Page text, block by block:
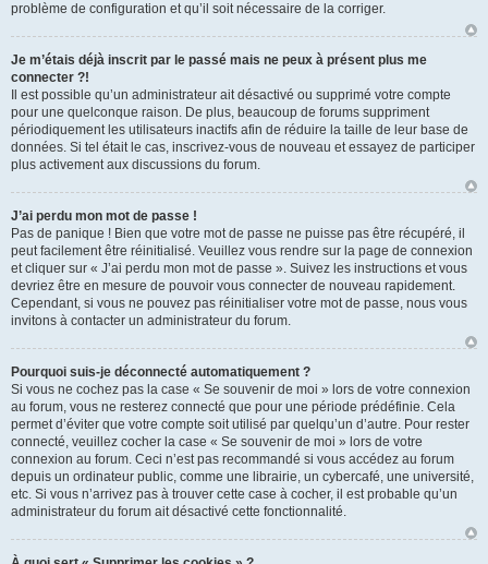
problème de configuration et qu’il soit nécessaire de la corriger.
Je m’étais déjà inscrit par le passé mais ne peux à présent plus me
connecter ?!
Il est possible qu’un administrateur ait désactivé ou supprimé votre compte
pour une quelconque raison. De plus, beaucoup de forums suppriment
périodiquement les utilisateurs inactifs afin de réduire la taille de leur base de
données. Si tel était le cas, inscrivez-vous de nouveau et essayez de participer
plus activement aux discussions du forum.
J’ai perdu mon mot de passe !
Pas de panique ! Bien que votre mot de passe ne puisse pas être récupéré, il
peut facilement être réinitialisé. Veuillez vous rendre sur la page de connexion
et cliquer sur « J’ai perdu mon mot de passe ». Suivez les instructions et vous
devriez être en mesure de pouvoir vous connecter de nouveau rapidement.
Cependant, si vous ne pouvez pas réinitialiser votre mot de passe, nous vous
invitons à contacter un administrateur du forum.
Pourquoi suis-je déconnecté automatiquement ?
Si vous ne cochez pas la case « Se souvenir de moi » lors de votre connexion
au forum, vous ne resterez connecté que pour une période prédéfinie. Cela
permet d’éviter que votre compte soit utilisé par quelqu’un d’autre. Pour rester
connecté, veuillez cocher la case « Se souvenir de moi » lors de votre
connexion au forum. Ceci n’est pas recommandé si vous accédez au forum
depuis un ordinateur public, comme une librairie, un cybercafé, une université,
etc. Si vous n’arrivez pas à trouver cette case à cocher, il est probable qu’un
administrateur du forum ait désactivé cette fonctionnalité.